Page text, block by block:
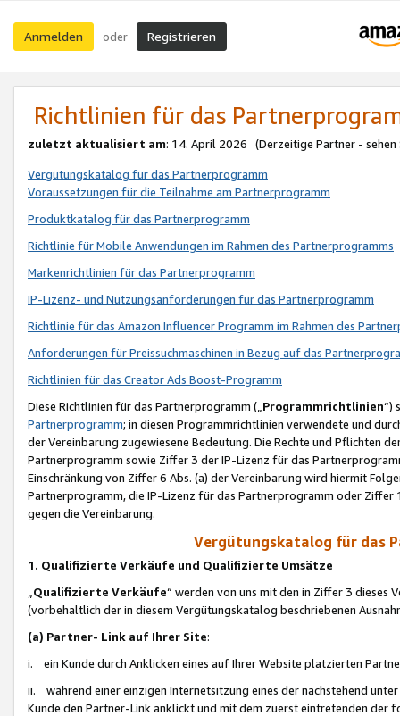
Anmelden oder Registrieren
Richtlinien für das
zuletzt aktualisiert am: 14. April 2026 (Derzeitige Partner - sehen
Vergütungskatalog für das Partnerprogramm
Voraussetzungen für die Teilnahme am Partnerprogramm
Produktkatalog für das Partnerprogramm
Richtlinie für Mobile Anwendungen im Rahmen des Partnerprogramms
Markenrichtlinien für das Partnerprogramm
IP-Lizenz- und Nutzungsanforderungen für das Partnerprogramm
Richtlinie für das Amazon Influencer Programm im Rahmen des
Anforderungen für Preissuchmaschinen in Bezug auf das
Richtlinien für das Creator Ads Boost-Programm
Diese Richtlinien für das Partnerprogramm („Programmrichtlinien“)
Partnerprogramm; in diesen Programmrichtlinien verwendete und
der Vereinbarung zugewiesene Bedeutung. Die Rechte und Pflichten
Partnerprogramm sowie Ziffer 3 der IP-Lizenz für das
Einschränkung von Ziffer 6 Abs. (a) der Vereinbarung wird hiermit
Partnerprogramm, die IP-Lizenz für das Partnerprogramm oder
gegen die Vereinbarung.
Vergütungskatalog für das
1. Qualifizierte Verkäufe und Qualifizierte Umsätze
Qualifizierte Verkäufe“ werden von uns mit den in Ziffer 3
(vorbehaltlich der in diesem Vergütungskatalog beschriebenen
(a) Partner- Link auf Ihrer Site:
i. ein Kunde durch Anklicken eines auf Ihrer Website platzierten
ii. während einer einzigen Internetsitzung eines der nachstehend
Kunde den Partner-Link anklickt und mit dem zuerst eintretenden der